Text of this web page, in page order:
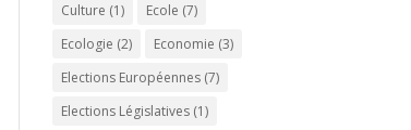
Culture (1) Ecole (7)
Ecologie (2) Economie (3)
Elections Européennes (7)
Elections Législatives (1)